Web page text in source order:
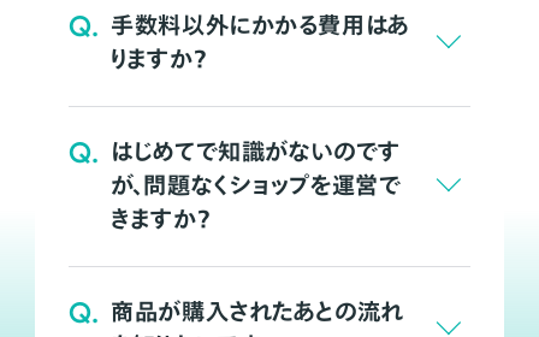
Q. 手数料以外にかかる費用はあ
りますか？
Q. はじめてで知識がないのです
が、問題なくショップを運営で
きますか？
Q. 商品が購入されたあとの流れ